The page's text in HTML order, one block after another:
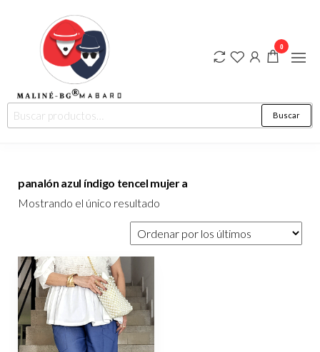
MALINÉ-
BG ®
diseño de
autor para
Estilo que
trasciende"
Buscar
0
panalón azul índigo tencel mujer a
Mostrando el único resultado